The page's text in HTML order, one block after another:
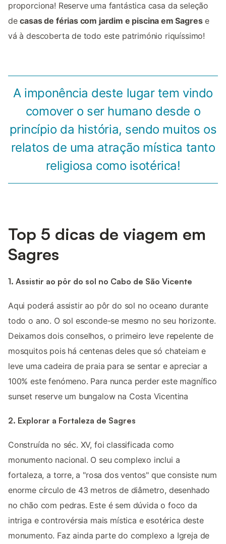
proporciona! Reserve uma fantástica casa da seleção
decasas de férias com jardim e piscina em Sagrese
vá à descoberta de todo este património riquíssimo!
A imponência deste lugar tem vindo
comover o ser humano desde o
princípio da história, sendo muitos os
relatos de uma atração mística tanto
religiosa como isotérica!
Top 5 dicas de viagem em
Sagres
1. Assistir ao pôr do sol no Cabo de São Vicente
Aqui poderá assistir ao pôr do sol no oceano durante
todo o ano. O sol esconde-se mesmo no seu horizonte.
Deixamos dois conselhos, o primeiro leve repelente de
mosquitos pois há centenas deles que só chateiam e
leve uma cadeira de praia para se sentar e apreciar a
100% este fenómeno. Para nunca perder este magnífico
sunset reserve um bungalow na Costa Vicentina
2. Explorar a Fortaleza de Sagres
Construída no séc. XV, foi classificada como
monumento nacional. O seu complexo inclui a
fortaleza, a torre, a "rosa dos ventos" que consiste num
enorme círculo de 43 metros de diâmetro, desenhado
no chão com pedras. Este é sem dúvida o foco da
intriga e controvérsia mais mística e esotérica deste
monumento. Faz ainda parte do complexo a Igreja de